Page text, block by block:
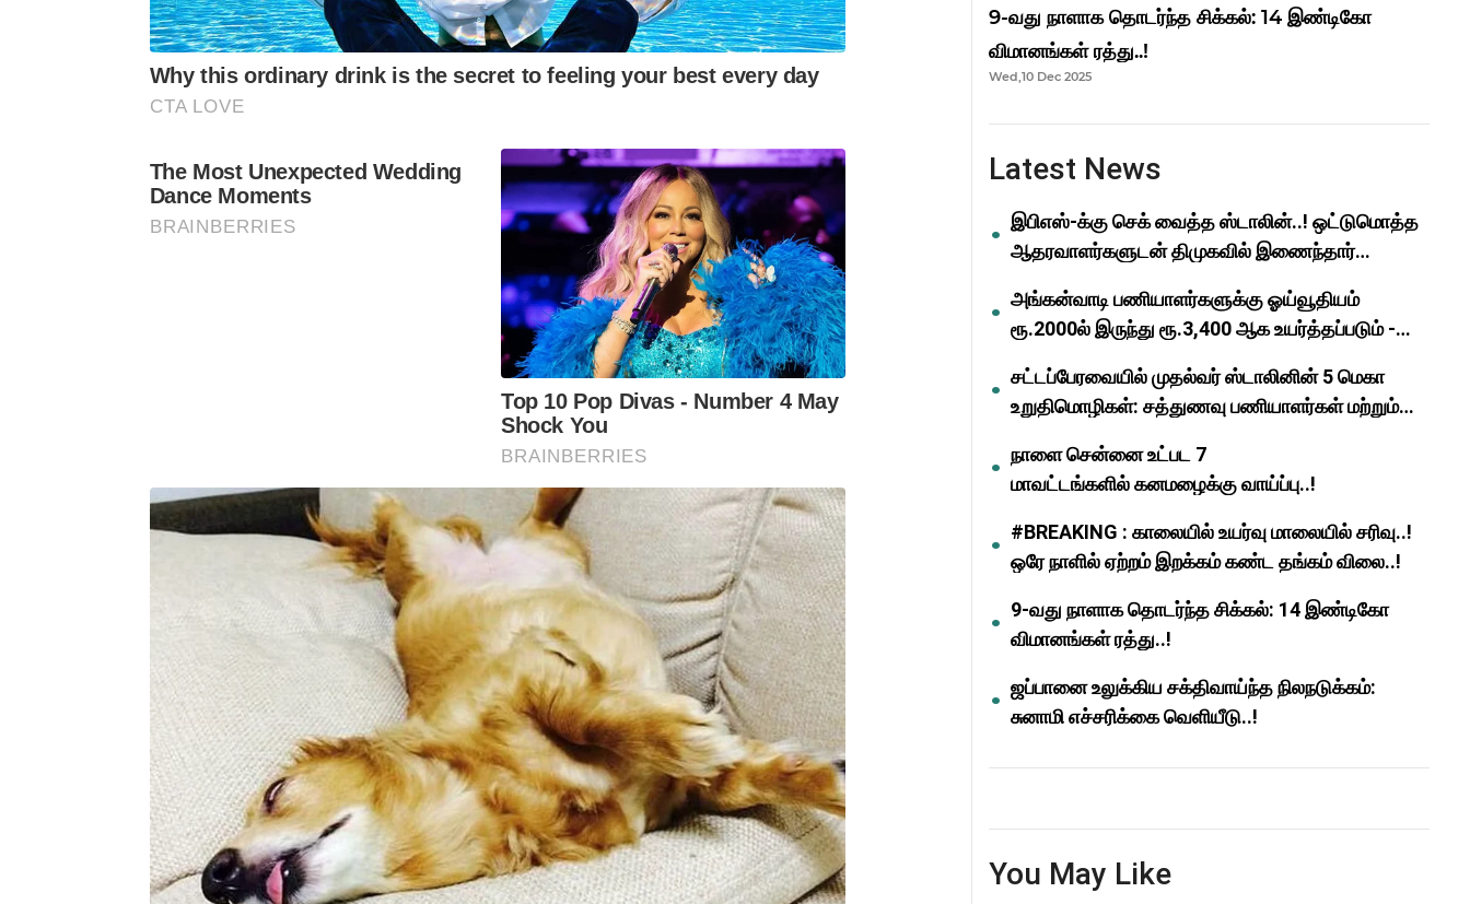
9-வது நாளாக தொடர்ந்த சிக்கல்: 14 இண்டிகோ
விமானங்கள் ரத்து..!
Wed,10 Dec 2025
Latest News
இபிஎஸ்-க்கு செக் வைத்த ஸ்டாலின்..! ஒட்டுமொத்த
ஆதரவாளர்களுடன் திமுகவில் இணைந்தார்
அங்கன்வாடி பணியாளர்களுக்கு ஓய்வூதியம்
ரூ.2000ல் இருந்து ரூ.3,400 ஆக உயர்த்தப்படும் -
சட்டப்பேரவையில் முதல்வர் ஸ்டாலினின் 5 மெகா
உறுதிமொழிகள்: சத்துணவு பணியாளர்கள் மற்றும்
நாளை சென்னை உட்பட 7
மாவட்டங்களில் கனமழைக்கு வாய்ப்பு..!
#BREAKING : காலையில் உயர்வு மாலையில் சரிவு..!
ஒரே நாளில் ஏற்றம் இறக்கம் கண்ட தங்கம் விலை..!
9-வது நாளாக தொடர்ந்த சிக்கல்: 14 இண்டிகோ
விமானங்கள் ரத்து..!
ஜப்பானை உலுக்கிய சக்திவாய்ந்த நிலநடுக்கம்:
சுனாமி எச்சரிக்கை வெளியீடு..!
You May Like